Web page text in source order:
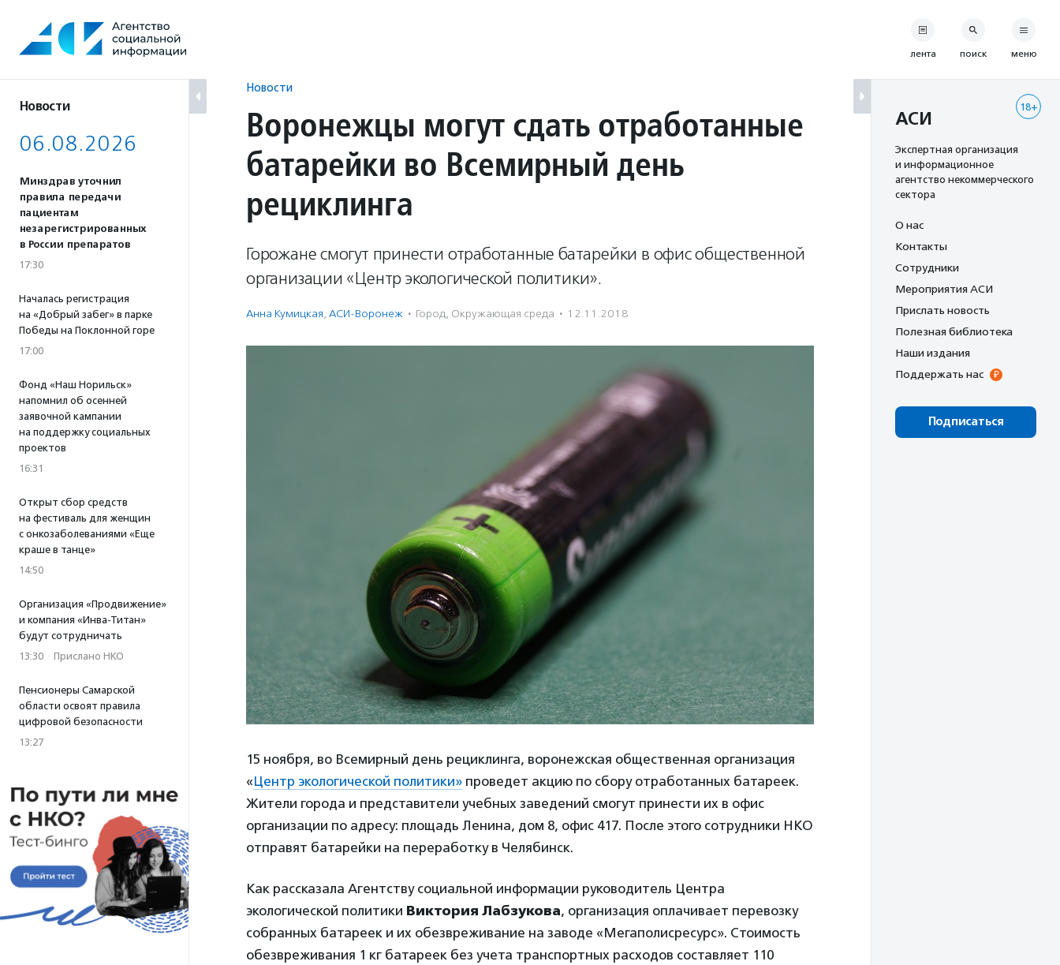
содержанию
Новости
06.08.2026
Минздрав уточнил
правила передачи
пациентам
незарегистрированных
в России препаратов
17:30
Началась регистрация
на «Добрый забег» в парке
Победы на Поклонной горе
17:00
Фонд «Наш Норильск»
напомнил об осенней
заявочной кампании
на поддержку социальных
проектов
16:31
Открыт сбор средств
на фестиваль для женщин
с онкозаболеваниями «Еще
краше в танце»
14:50
Организация «Продвижение»
и компания «Инва-Титан»
будут сотрудничать
13:30 · Прислано НКО
Пенсионеры Самарской
области освоят правила
цифровой безопасности
13:27
Новости
Воронежцы могут сдать отработанные
батарейки во Всемирный день
рециклинга
Горожане смогут принести отработанные батарейки в офис общественной
организации «Центр экологической политики».
Анна Кумицкая, АСИ-Воронеж · Город, Окружающая среда · 12.11.2018
15 ноября, во Всемирный день рециклинга, воронежская общественная организация
«Центр экологической политики» проведет акцию по сбору отработанных батареек.
Жители города и представители учебных заведений смогут принести их в офис
организации по адресу: площадь Ленина, дом 8, офис 417. После этого сотрудники НКО
отправят батарейки на переработку в Челябинск.
Как рассказала Агентству социальной информации руководитель Центра
экологической политики Виктория Лабзукова, организация оплачивает перевозку
собранных батареек и их обезвреживание на заводе «Мегаполисресурс». Стоимость
обезвреживания 1 кг батареек без учета транспортных расходов составляет 110
лента поиск меню
18+
АСИ
Экспертная организация
и информационное
агентство некоммерческого
сектора
О нас
Контакты
Сотрудники
Мероприятия АСИ
Прислать новость
Полезная библиотека
Наши издания
Поддержать нас
Подписаться